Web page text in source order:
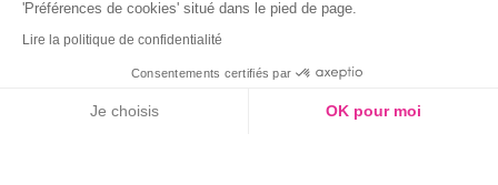
'Préférences de cookies' situé dans le pied de page.
Lire la politique de confidentialité
Consentements certifiés par
Je choisis OK pour moi